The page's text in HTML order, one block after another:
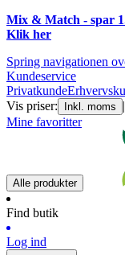
Mix & Match - spar
Klik her
Spring navigationen
Kundeservice
Privatkunde
Vis priser:
Inkl. moms |
Mine favoritter
Alle produkter
Find butik
Log ind